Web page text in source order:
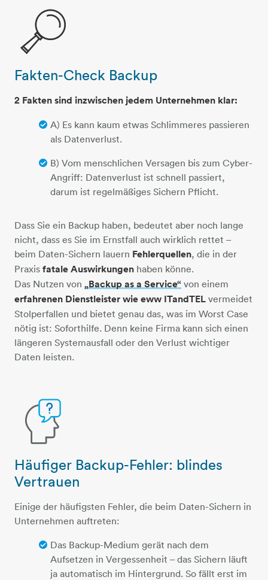
lupe
Fakten-Check Backup
2 Fakten sind inzwischen jedem Unternehmen klar:
A) Es kann kaum etwas Schlimmeres passieren
als Datenverlust.
B) Vom menschlichen Versagen bis zum Cyber-
Angriff: Datenverlust ist schnell passiert,
darum ist regelmäßiges Sichern Pflicht.
Dass Sie ein Backup haben, bedeutet aber noch lange
nicht, dass es Sie im Ernstfall auch wirklich rettet –
beim Daten-Sichern lauern Fehlerquellen, die in der
Praxis fatale Auswirkungen haben könne.
​​​​​​​Das Nutzen von „Backup as a Service“ von einem
erfahrenen Dienstleister wie eww ITandTEL vermeidet
Stolperfallen und bietet genau das, was im Worst Case
nötig ist: Soforthilfe. Denn keine Firma kann sich einen
längeren Systemausfall oder den Verlust wichtiger
Daten leisten.
person-frage
Häufiger Backup-Fehler: blindes
Vertrauen
Einige der häufigsten Fehler, die beim Daten-Sichern in
Unternehmen auftreten:
Das Backup-Medium gerät nach dem
Aufsetzen in Vergessenheit – das Sichern läuft
ja automatisch im Hintergrund. So fällt erst im